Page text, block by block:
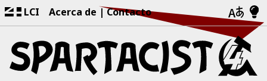
LCI Acerca de Contacto